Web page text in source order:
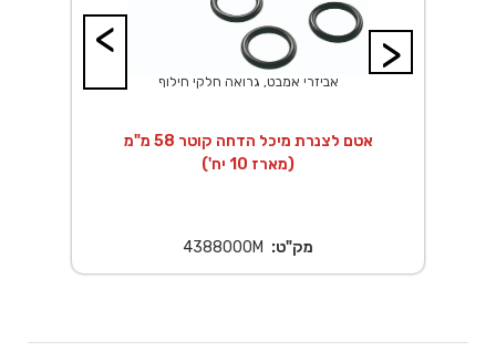
>
אביזרי אמבט, גרואה חלקי חילוף
אטם לצנרת מיכל הדחה קוטר 58 מ"מ
(מארז 10 יח')
מק"ט: 4388000M
<